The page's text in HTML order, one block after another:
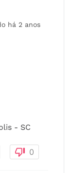
há 2 anos
- SC
0